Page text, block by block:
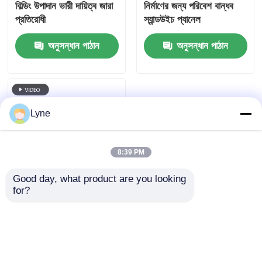
বিল্ডিং উপাদান ভারী দায়িত্ব জারা
প্রতিরোধী
অনুসন্ধান পাঠান
নির্মাণের জন্য পরিবেশ বান্ধব
স্যান্ডউইচ প্যানেল
অনুসন্ধান পাঠান
Lyne
8:39 PM
Good day, what product are you looking
for?